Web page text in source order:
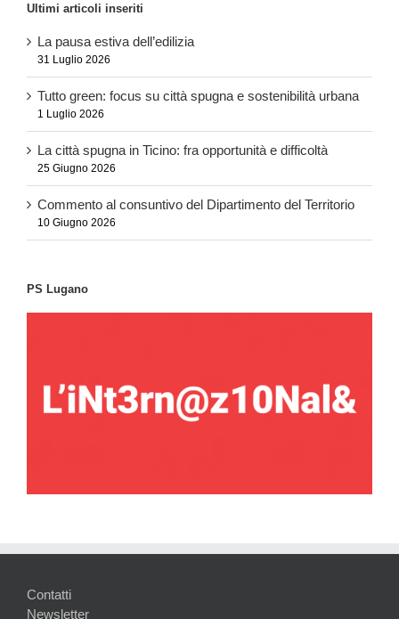
Ultimi articoli inseriti
La pausa estiva dell’edilizia
31 Luglio 2026
Tutto green: focus su città spugna e sostenibilità urbana
1 Luglio 2026
La città spugna in Ticino: fra opportunità e difficoltà
25 Giugno 2026
Commento al consuntivo del Dipartimento del Territorio
10 Giugno 2026
PS Lugano
Contatti
Newsletter